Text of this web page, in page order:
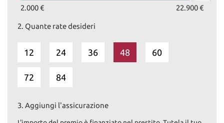
2.000 € 22.900 €
2. Quante rate desideri
12 24 36 48 60
72 84
3. Aggiungi l'assicurazione